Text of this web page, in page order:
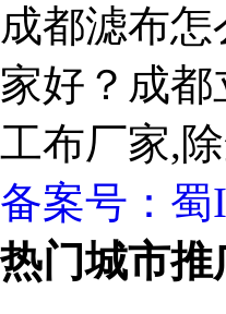
成都滤布
家好？成
工布厂家,
备案号： 蜀
热门城市推